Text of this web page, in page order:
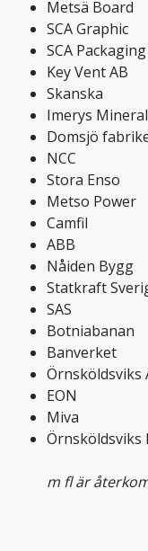
Metsä Board
SCA Graphic
SCA Packaging
Key Vent AB
Skanska
Imerys
Domsjö
NCC
Stora Enso
Metso Power
Camfil
ABB
Nåiden Bygg
Statkraft
SAS
Botniabanan
Banverket
Örnsköldsviks
EON
Miva
Örnsköldsviks
m fl är